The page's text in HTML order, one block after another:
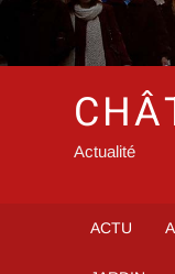
Actualité
ACTU